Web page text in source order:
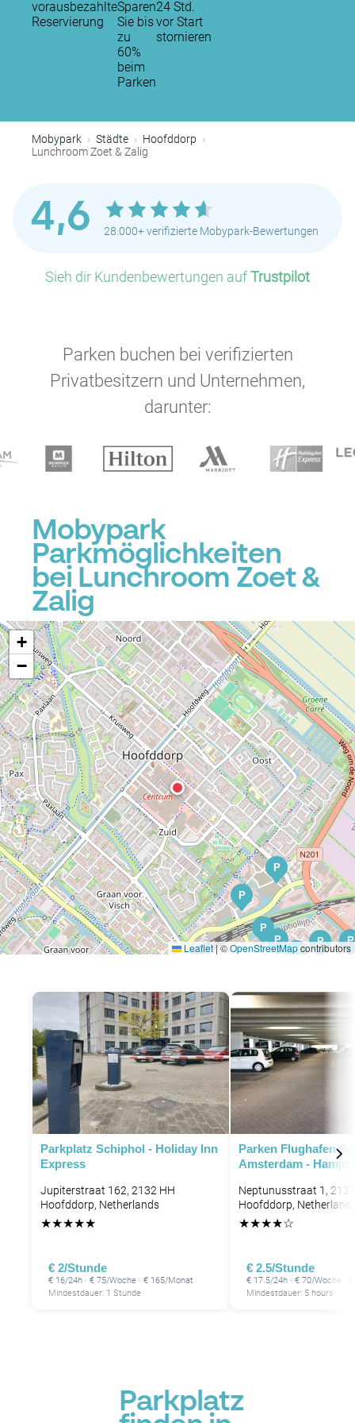
vorausbezahlte
Reservierung
Sparen
Sie bis
zu
60%
beim
Parken
24 Std.
vor Start
stornieren
Mobypark Städte
Hoofddorp
Lunchroom Zoet & Zalig
4,6 28.000+ verifizierte Mobypark-Bewertungen
Sieh dir Kundenbewertungen aufTrustpilot
Parken buchen bei verifizierten
Privatbesitzern und Unternehmen,
darunter:
Mobypark
Parkmöglichkeiten
bei Lunchroom Zoet &
Zalig
P
P
P
P
P
P P
+
−
Leaflet|©OpenStreetMapcontributors
Parkplatz Schiphol - Holiday Inn
Express
Jupiterstraat 162, 2132 HH
Hoofddorp, Netherlands
★★★★★
€ 2/Stunde
€ 16/24h · € 75/Woche · € 165/Monat
Mindestdauer: 1 Stunde
Parken Flughafen
Amsterdam -
Neptunusstraat 1,
Hoofddorp,
★★★★☆
€ 2.5/Stunde
€ 17.5/24h · € 70/Woche ·
Mindestdauer: 5 hours
Parkplatz